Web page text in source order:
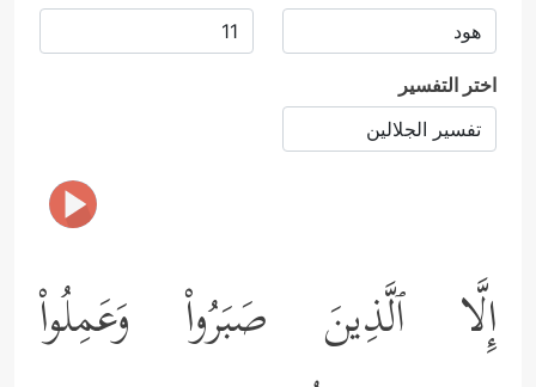
اختر التفسير
إِلَّا ٱلَّذِینَ صَبَرُواْ وَعَمِلُواْ